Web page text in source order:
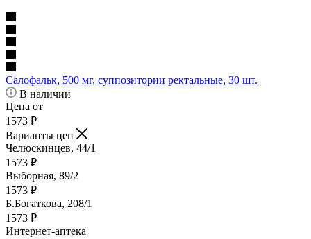
Салофальк, 500 мг, суппозитории ректальные, 30 шт.
В наличии
Цена от
1573 ₽
Варианты цен
Челюскинцев, 44/1
1573 ₽
Выборная, 89/2
1573 ₽
Б.Богаткова, 208/1
1573 ₽
Интернет-аптека